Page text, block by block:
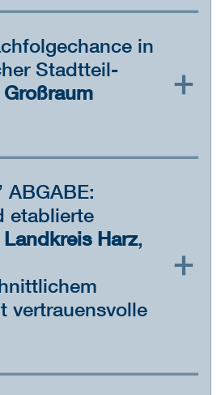
in
Stadtteil-
Großraum
ABGABE:
etablierte
Landkreis Harz,
vertrauensvolle